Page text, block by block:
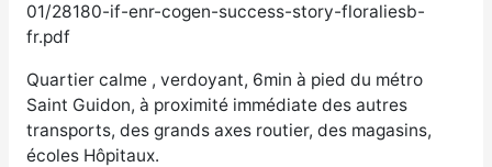
01/28180-if-enr-cogen-success-story-floraliesb-
fr.pdf
Quartier calme , verdoyant, 6min à pied du métro
Saint Guidon, à proximité immédiate des autres
transports, des grands axes routier, des magasins,
écoles Hôpitaux.